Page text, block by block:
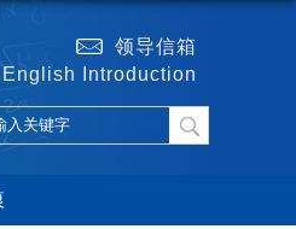
领导信箱
English Introduction